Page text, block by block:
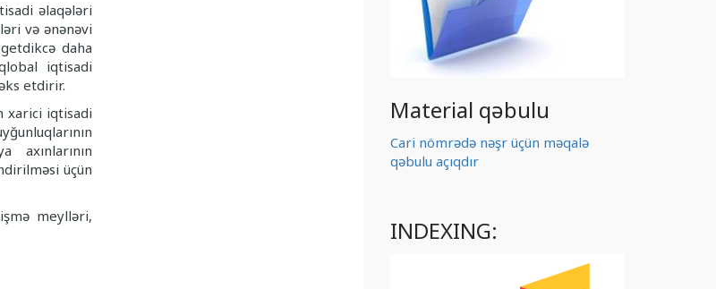
əlaqələri
və ənənəvi
daha
iqtisadi
etdirir.
xarici iqtisadi
üçün
meylləri,
Material qəbulu
Cari nömrədə nəşr üçün məqalə
qəbulu açıqdır
INDEXING: